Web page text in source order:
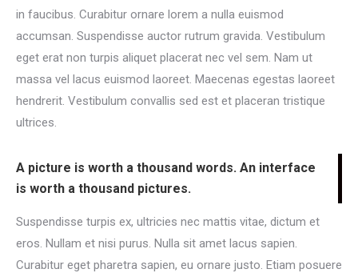
in faucibus. Curabitur ornare lorem a nulla euismod
accumsan. Suspendisse auctor rutrum gravida. Vestibulum
eget erat non turpis aliquet placerat nec vel sem. Nam ut
massa vel lacus euismod laoreet. Maecenas egestas laoreet
hendrerit. Vestibulum convallis sed est et placeran tristique
ultrices.
A picture is worth a thousand words. An interface
is worth a thousand pictures.
Suspendisse turpis ex, ultricies nec mattis vitae, dictum et
eros. Nullam et nisi purus. Nulla sit amet lacus sapien.
Curabitur eget pharetra sapien, eu ornare justo. Etiam posuere